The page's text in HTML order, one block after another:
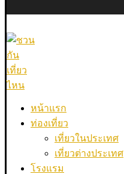
หน้าแรก
ท่องเที่ยว
เที่ยวในประเทศ
เที่ยวต่างประเทศ
โรงแรม